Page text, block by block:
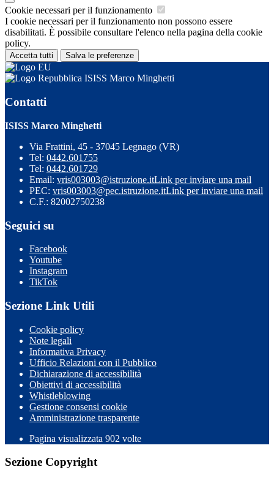
Cookie necessari per il funzionamento
I cookie necessari per il funzionamento non possono essere
disabilitati. È possibile consultare l'elenco nella pagina della cookie
policy.
Accetta tutti Salva le preferenze
ISISS Marco Minghetti
Contatti
ISISS Marco Minghetti
Via Frattini, 45 - 37045 Legnago (VR)
Tel: 0442.601755
Tel: 0442.601729
Email: vris003003@istruzione.itLink per inviare una mail
PEC: vris003003@pec.istruzione.itLink per inviare una mail
C.F.: 82002750238
Seguici su
Facebook
Youtube
Instagram
TikTok
Sezione Link Utili
Cookie policy
Note legali
Informativa Privacy
Ufficio Relazioni con il Pubblico
Dichiarazione di accessibilità
Obiettivi di accessibilità
Whistleblowing
Gestione consensi cookie
Amministrazione trasparente
Pagina visualizzata 902 volte
Sezione Copyright